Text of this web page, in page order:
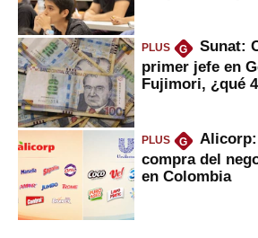
PLUS G
Sunat:
primer jefe en
Fujimori, ¿qué
PLUS G
compra del
en Colombia